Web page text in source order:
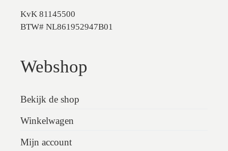
KvK 81145500
BTW# NL861952947B01
Webshop
Bekijk de shop
Winkelwagen
Mijn account